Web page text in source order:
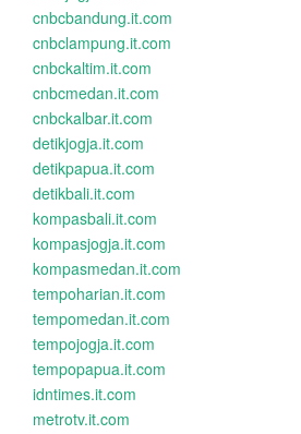
cnbcbandung.it.com
cnbclampung.it.com
cnbckaltim.it.com
cnbcmedan.it.com
cnbckalbar.it.com
detikjogja.it.com
detikpapua.it.com
detikbali.it.com
kompasbali.it.com
kompasjogja.it.com
kompasmedan.it.com
tempoharian.it.com
tempomedan.it.com
tempojogja.it.com
tempopapua.it.com
idntimes.it.com
metrotv.it.com